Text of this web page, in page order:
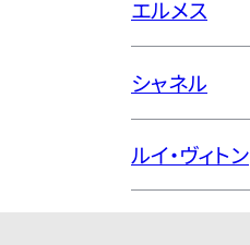
エルメス
シャネル
ルイ・ヴィトン